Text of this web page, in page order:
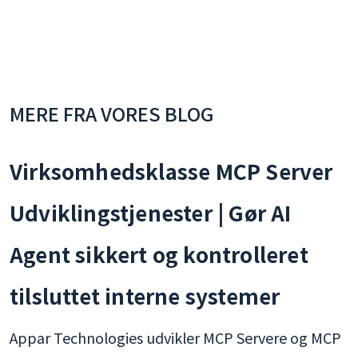
MERE FRA VORES BLOG
Virksomhedsklasse MCP Server
Udviklingstjenester | Gør AI
Agent sikkert og kontrolleret
tilsluttet interne systemer
Appar Technologies udvikler MCP Servere og MCP